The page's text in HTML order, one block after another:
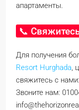
апартаменты.
📞
Для получения
Resort Hurghada ,
свяжитесь с
Звоните нам: